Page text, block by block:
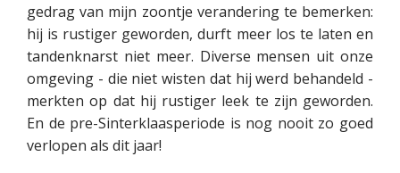
gedrag van mijn zoontje verandering te bemerken:
hij is rustiger geworden, durft meer los te laten en
tandenknarst niet meer. Diverse mensen uit onze
omgeving - die niet wisten dat hij werd behandeld -
merkten op dat hij rustiger leek te zijn geworden.
En de pre-Sinterklaasperiode is nog nooit zo goed
verlopen als dit jaar!